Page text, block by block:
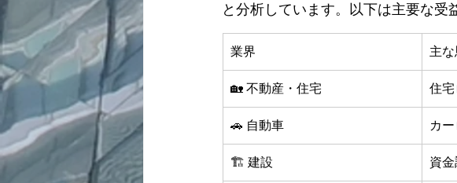
と分析しています。以下は主要な受
業界 主
🏡 不動産・住宅 住
🚗 自動車 カ
🏗 建設 資